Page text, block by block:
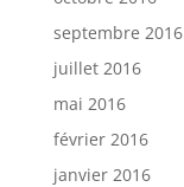
septembre 2016
juillet 2016
mai 2016
février 2016
janvier 2016